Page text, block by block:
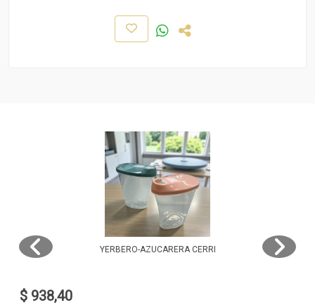
YERBERO-AZUCARERA CERRI
$ 938,40